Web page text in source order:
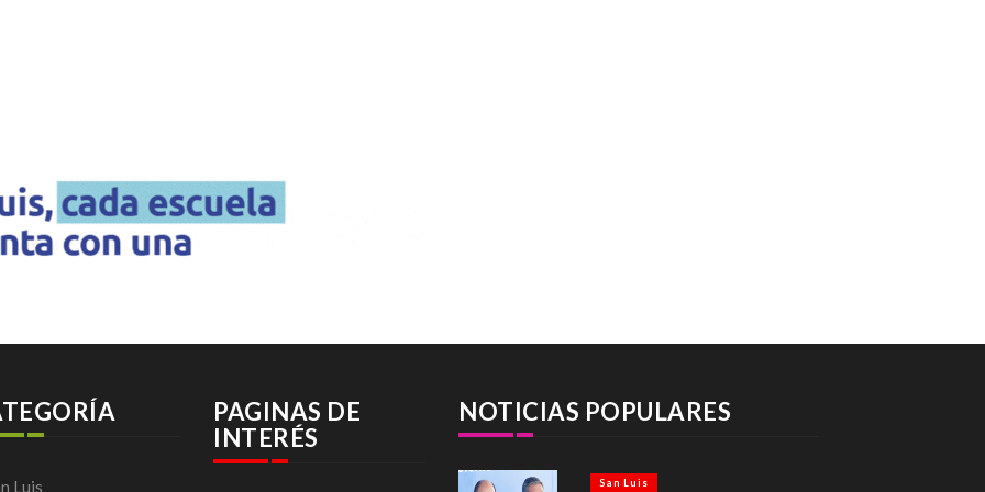
Luis
PAGINAS DE
INTERÉS
NOTICIAS POPULARES
San Luis